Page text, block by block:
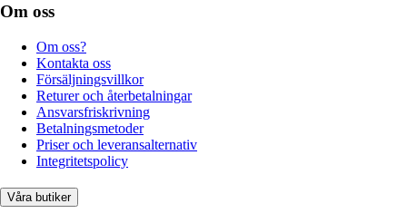
Om oss
Om oss?
Kontakta oss
Försäljningsvillkor
Returer och återbetalningar
Ansvarsfriskrivning
Betalningsmetoder
Priser och leveransalternativ
Integritetspolicy
Våra butiker